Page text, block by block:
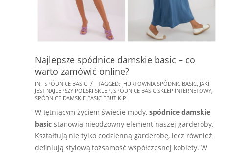
Najlepsze spódnice damskie basic – co
warto zamówić online?
2025-
09-
IN: SPÓDNICE BASIC TAGGED: HURTOWNIA SPÓDNIC BASIC, JAKI
JEST NAJLEPSZY POLSKI SKLEP, SPÓDNICE BASIC SKLEP INTERNETOWY,
SPÓDNICE DAMSKIE BASIC EBUTIK.PL
W tętniącym życiem świecie mody, spódnice damskie
basic stanowią nieodzowny element naszej garderoby.
Kształtują nie tylko codzienną garderobę, lecz również
definiują stylową tożsamość współczesnej kobiety. W